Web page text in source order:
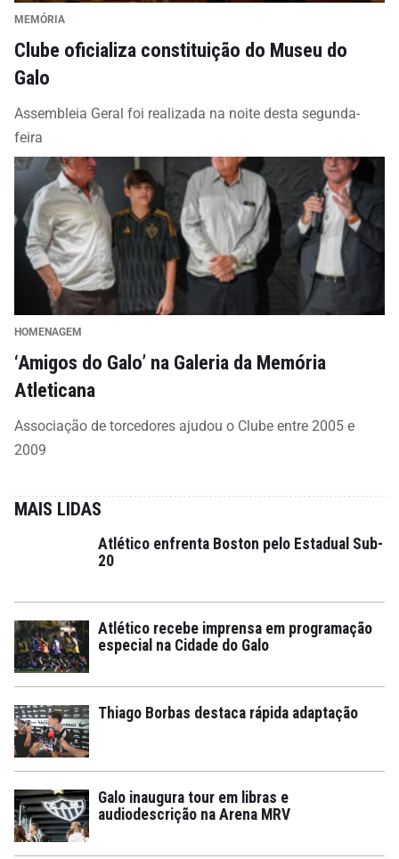
MEMÓRIA
Clube oficializa constituição do Museu do
Galo
Assembleia Geral foi realizada na noite desta segunda-
feira
HOMENAGEM
‘Amigos do Galo’ na Galeria da Memória
Atleticana
Associação de torcedores ajudou o Clube entre 2005 e
2009
MAIS LIDAS
Atlético enfrenta Boston pelo Estadual Sub-
20
Atlético recebe imprensa em programação
especial na Cidade do Galo
Thiago Borbas destaca rápida adaptação
Galo inaugura tour em libras e
audiodescrição na Arena MRV